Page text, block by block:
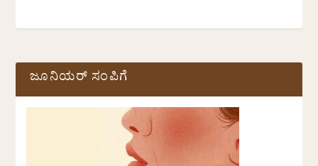
ಜೂನಿಯರ್ ಸಂಪಿಗೆ